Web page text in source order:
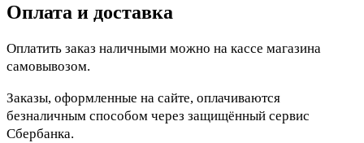
Оплата и доставка
Оплатить заказ наличными можно на кассе магазина
самовывозом.
Заказы, оформленные на сайте, оплачиваются
безналичным способом через защищённый сервис
Сбербанка.